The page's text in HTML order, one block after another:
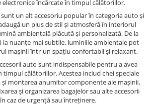
electronice încărcate în timpul călătoriilor.
un alt accesoriu popular în categoria auto și
un plus de stil și atmosferă în interiorul
ambientală plăcută și personalizată. De la
la nuanțe mai subtile, luminiile ambientale pot
mașinii într-un spațiu confortabil și relaxant.
auto sunt indispensabile pentru a avea
călătoriilor. Acestea includ chei speciale
montarea anumitor componente ale mașinii,
și organizarea bagajelor sau alte accesorii
caz de urgență sau întreținere.